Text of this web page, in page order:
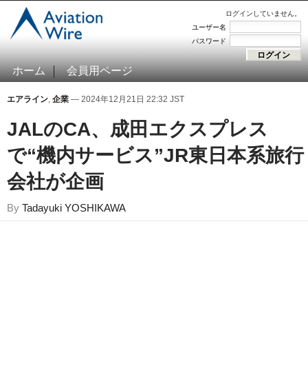
ログインしていません。
ユーザー名
パスワード
ホーム 会員用ページ
エアライン, 企業 — 2024年12月21日 22:32 JST
JALのCA、成田エクスプレス
で“機内サービス”JR東日本系旅行
会社が企画
By Tadayuki YOSHIKAWA